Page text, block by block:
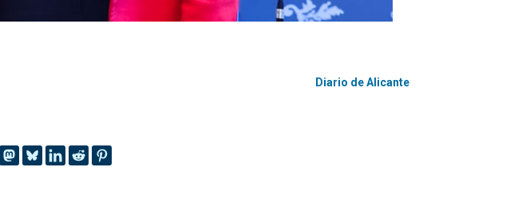
Diario de Alicante